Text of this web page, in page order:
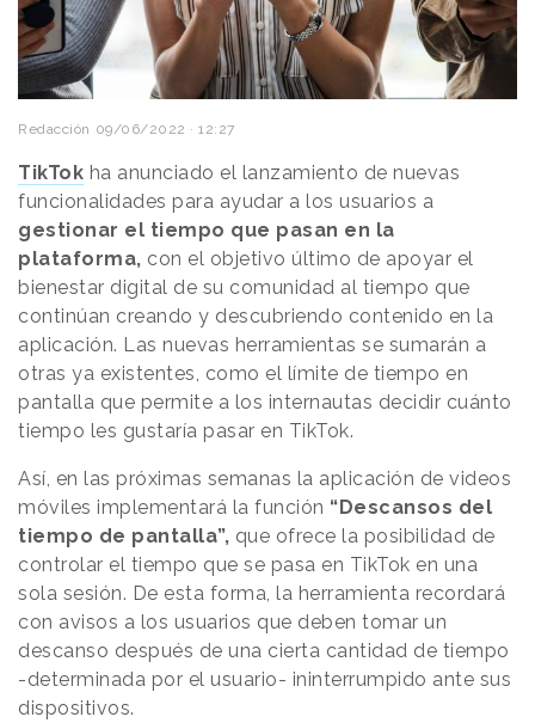
Redacción 09/06/2022 · 12:27
TikTok ha anunciado el lanzamiento de nuevas
funcionalidades para ayudar a los usuarios a
gestionar el tiempo que pasan en la
plataforma, con el objetivo último de apoyar el
bienestar digital de su comunidad al tiempo que
continúan creando y descubriendo contenido en la
aplicación. Las nuevas herramientas se sumarán a
otras ya existentes, como el límite de tiempo en
pantalla que permite a los internautas decidir cuánto
tiempo les gustaría pasar en TikTok.
Así, en las próximas semanas la aplicación de videos
móviles implementará la función “Descansos del
tiempo de pantalla”, que ofrece la posibilidad de
controlar el tiempo que se pasa en TikTok en una
sola sesión. De esta forma, la herramienta recordará
con avisos a los usuarios que deben tomar un
descanso después de una cierta cantidad de tiempo
-determinada por el usuario- ininterrumpido ante sus
dispositivos.